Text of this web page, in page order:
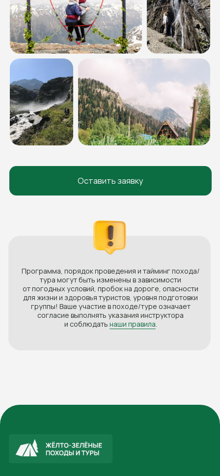
Снаряжение для похода
Правила походов
Скидки и акции
Подарочные сертификаты
Частые вопросы
Документы
Турист Кубани Турист РФ
Контакты Вакансии
Отзывы
О нас
О нас
Блог
Согласие на обработку персональных данных
Договор оферты Политика конфиденциальности